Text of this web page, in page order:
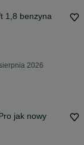
1,8 benzyna
2026
jak nowy